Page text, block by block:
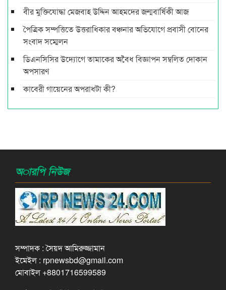
বীর মুক্তিযোদ্ধা মেজবাহ উদ্দিন আহমদের জন্মবার্ষিকী আজ
পৈত্রিক সম্পত্তিতে উত্তরাধিকার বঞ্চনার অভিযোগে প্রবাসী বোনের
সংবাদ সম্মেলন
ডিএনসিসির উদ্যোগে তামাকের অবৈধ বিজ্ঞাপন সম্বলিত দোকান
অপসারণ
কাবেরী গায়েনের অপরাধটা কী?
অারপি নিউজ
সম্পাদক : সৈয়দ আমিরুজ্জামান
ইমেইল : rpnewsbd@gmail.com
মোবাইল +8801716599589